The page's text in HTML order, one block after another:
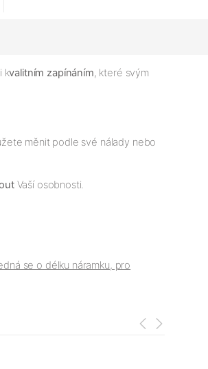
kvalitním zapínáním, které svým
měnit podle své nálady nebo
Vaší osobnosti.
se o délku náramku, pro